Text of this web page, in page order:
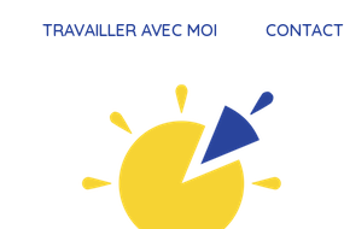
TRAVAILLER AVEC MOI CONTACT